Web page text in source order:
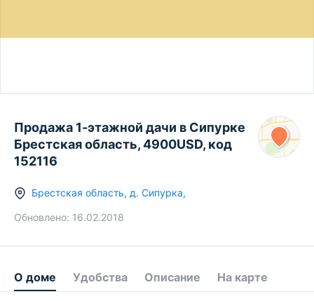
Продажа 1-этажной дачи в Сипурке
Брестская область, 4900USD, код
152116
Брестская область, д. Сипурка,
Обновлено: 16.02.2018
О доме Удобства Описание На карте